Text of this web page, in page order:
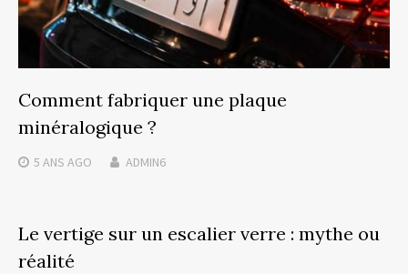
Comment fabriquer une plaque
minéralogique ?
5 ANS AGO ADMIN6
Le vertige sur un escalier verre : mythe ou
réalité